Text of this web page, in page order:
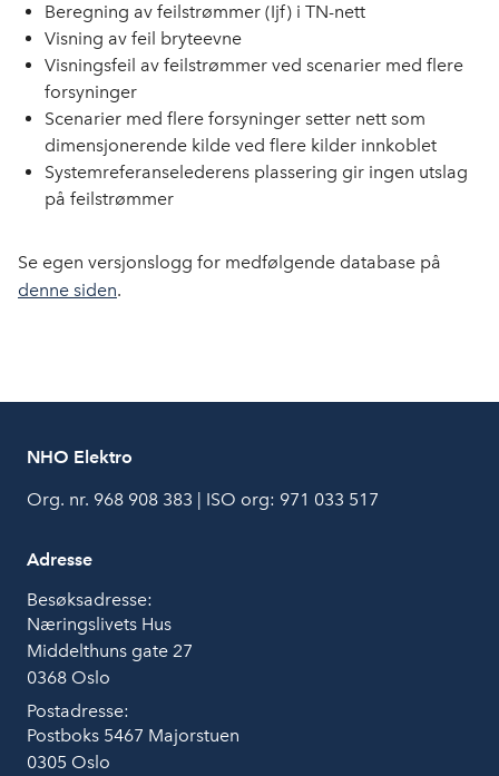
Beregning av feilstrømmer (Ijf) i TN-nett
Visning av feil bryteevne
Visningsfeil av feilstrømmer ved scenarier med flere
forsyninger
Scenarier med flere forsyninger setter nett som
dimensjonerende kilde ved flere kilder innkoblet
Systemreferanselederens plassering gir ingen utslag
på feilstrømmer
Se egen versjonslogg for medfølgende database på
denne siden.
NHO Elektro
Org. nr. 968 908 383 | ISO org: 971 033 517
Adresse
Besøksadresse:
Næringslivets Hus
Middelthuns gate 27
0368 Oslo
Postadresse:
Postboks 5467 Majorstuen
0305 Oslo